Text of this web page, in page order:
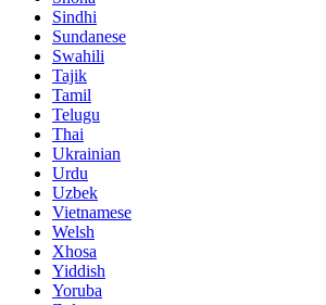
Sindhi
Sundanese
Swahili
Tajik
Tamil
Telugu
Thai
Ukrainian
Urdu
Uzbek
Vietnamese
Welsh
Xhosa
Yiddish
Yoruba